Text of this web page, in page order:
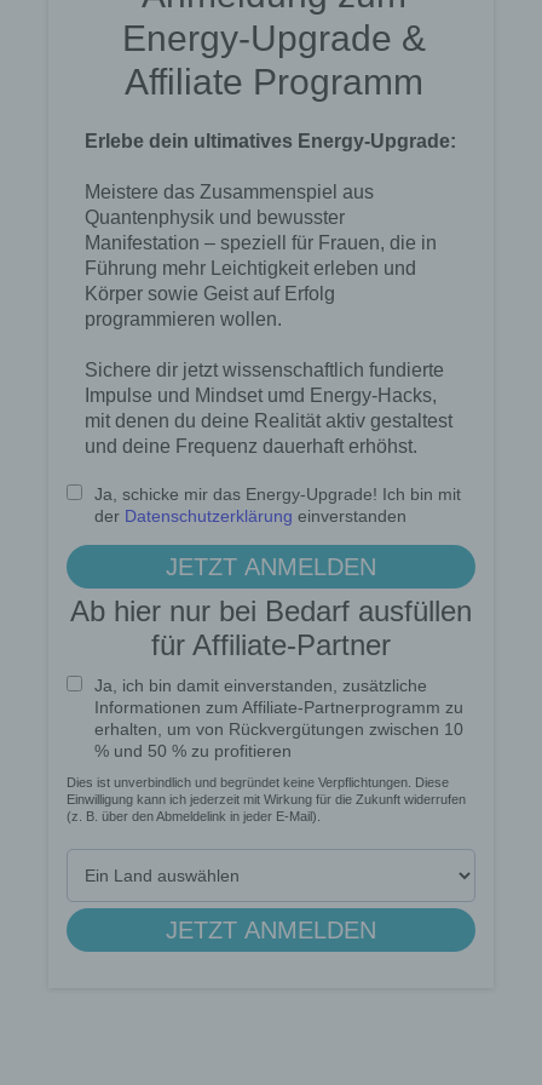
Daten über die betroffene Person gespeichert sind.
Ferner berichtigt oder löscht der für die
Verarbeitung Verantwortliche personenbezogene
Daten auf Wunsch oder Hinweis der betroffenen
Aufbewahrungspflichten entgegenstehen. Die
Verantwortlichen stehen der betroffenen Person in
diesem Zusammenhang als Ansprechpartner zur
Verfügung.
Kontaktmöglichkeit über die Internetseite
Vorschriften Angaben, die eine schnelle
elektronische Kontaktaufnahme zu unserem
Unternehmen sowie eine unmittelbare
Kommunikation mit uns ermöglichen, was
ebenfalls eine allgemeine Adresse der
sogenannten elektronischen Post (E-Mail-
Adresse) umfasst. Sofern eine betroffene Person
per E-Mail oder über ein Kontaktformular den
Kontakt mit dem für die Verarbeitung
Verantwortlichen aufnimmt, werden die von der
betroffenen Person übermittelten
personenbezogenen Daten automatisch
gespeichert. Solche auf freiwilliger Basis von einer
betroffenen Person an den für die Verarbeitung
Verantwortlichen übermittelten
personenbezogenen Daten werden für Zwecke der
Bearbeitung oder der Kontaktaufnahme zur
betroffenen Person gespeichert. Es erfolgt keine
Weitergabe dieser personenbezogenen Daten an
Dritte.
Kommentarfunktion im Blog auf der Internetseite
Wir bieten den Nutzern auf einem Blog, der sich
auf der Internetseite des für die Verarbeitung